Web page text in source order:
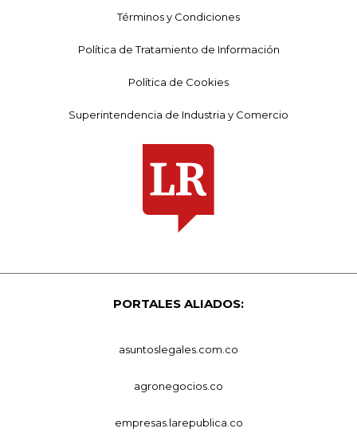
Términos y Condiciones
Política de Tratamiento de Información
Política de Cookies
Superintendencia de Industria y Comercio
PORTALES ALIADOS:
asuntoslegales.com.co
agronegocios.co
empresas.larepublica.co